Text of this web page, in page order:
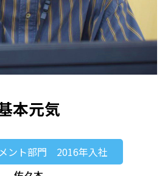
本元気
ント部門 2016年入社